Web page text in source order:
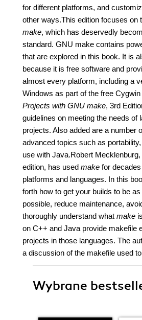
for different platforms, and
other ways.This edition focuses on
make, which has deservedly
standard. GNU make contains
that are explored in this book. It is
because it is free software and
almost every platform, including a
Windows as part of the free Cygwin
Projects with GNU make, 3rd
guidelines on meeting the needs of
projects. Also added are a number
advanced topics such as
use with Java.Robert
edition, has used make for
platforms and languages. In this
forth how to get your builds to be
possible, reduce maintenance,
thoroughly understand what make
on C++ and Java provide makefile
projects in those languages. The
a discussion of the makefile used
Wybrane